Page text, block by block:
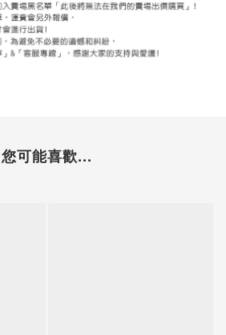
您可能喜歡...